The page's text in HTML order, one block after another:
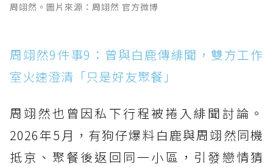
周翊然。圖片來源：周翊然 官方微博
周翊然9件事9：曾與白鹿傳緋聞，雙方工作
室火速澄清「只是好友聚餐」
周翊然也曾因私下行程被捲入緋聞討論。
2026年5月，有狗仔爆料白鹿與周翊然同機
抵京、聚餐後返回同一小區，引發戀情猜